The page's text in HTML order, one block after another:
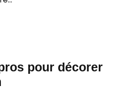
pour décorer